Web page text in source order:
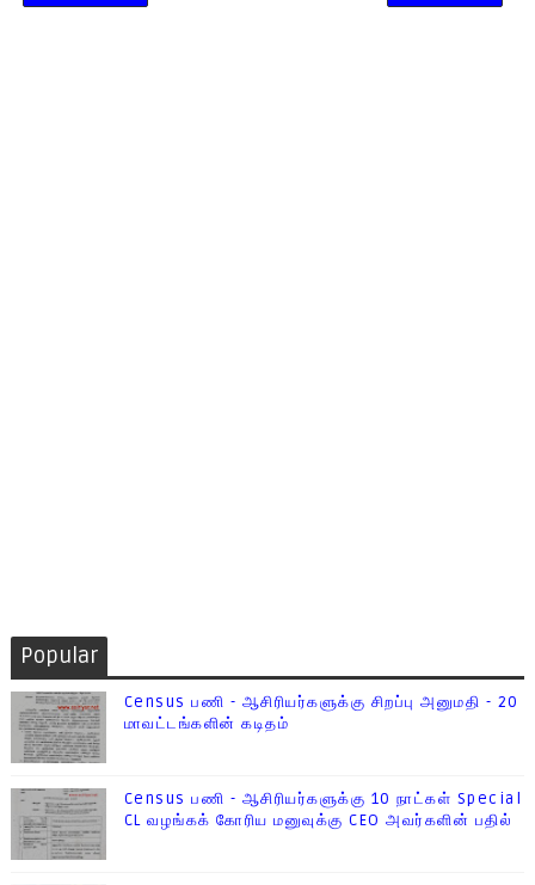
Popular
Census பணி - ஆசிரியர்களுக்கு சிறப்பு அனுமதி - 20
மாவட்டங்களின் கடிதம்
Census பணி - ஆசிரியர்களுக்கு 10 நாட்கள் Special
CL வழங்கக் கோரிய மனுவுக்கு CEO அவர்களின் பதில்